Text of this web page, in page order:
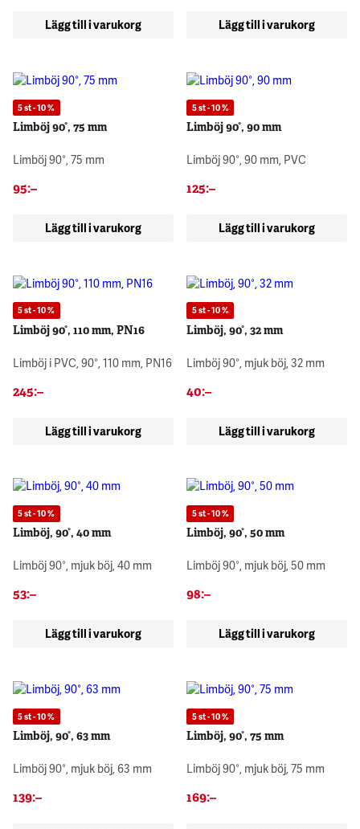
Lägg till i varukorg Lägg till i varukorg
5 st - 10 %
Limböj 90°, 75 mm
Limböj 90°, 75 mm
95:–
Lägg till i varukorg
5 st - 10 %
Limböj 90°, 90 mm
Limböj 90°, 90 mm, PVC
125:–
Lägg till i varukorg
5 st - 10 %
Limböj 90°, 110 mm, PN16
Limböj i PVC, 90°, 110 mm, PN16
245:–
Lägg till i varukorg
5 st - 10 %
Limböj, 90°, 32 mm
Limböj 90°, mjuk böj, 32 mm
40:–
Lägg till i varukorg
5 st - 10 %
Limböj, 90°, 40 mm
Limböj 90°, mjuk böj, 40 mm
53:–
Lägg till i varukorg
5 st - 10 %
Limböj, 90°, 50 mm
Limböj 90°, mjuk böj, 50 mm
98:–
Lägg till i varukorg
5 st - 10 %
Limböj, 90°, 63 mm
Limböj 90°, mjuk böj, 63 mm
139:–
5 st - 10 %
Limböj, 90°, 75 mm
Limböj 90°, mjuk böj, 75 mm
169:–